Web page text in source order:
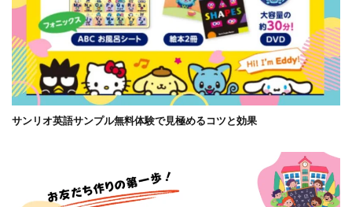
サンリオ英語サンプル無料体験で見極めるコツと効果